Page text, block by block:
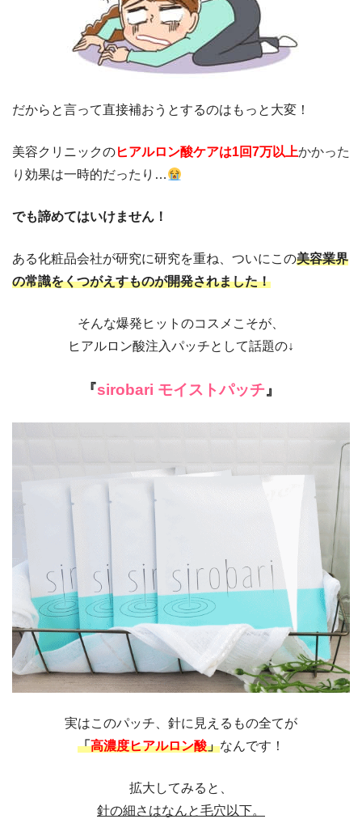
だからと言って直接補おうとするのはもっと大変！
美容クリニックのヒアルロン酸ケアは1回7万以上かかった
り 効果は一時的だったり…
でも諦めてはいけません！
ある化粧品会社が研究に研究を重ね、ついにこの美容業界
の常識をくつがえすものが開発されました！
そんな爆発ヒットのコスメこそが、
ヒアルロン酸注入パッチとして話題の↓
『sirobari モイストパッチ』
実はこのパッチ、針に見えるもの全てが
「高濃度ヒアルロン酸」なんです！
拡大してみると、
針の細さはなんと毛穴以下。